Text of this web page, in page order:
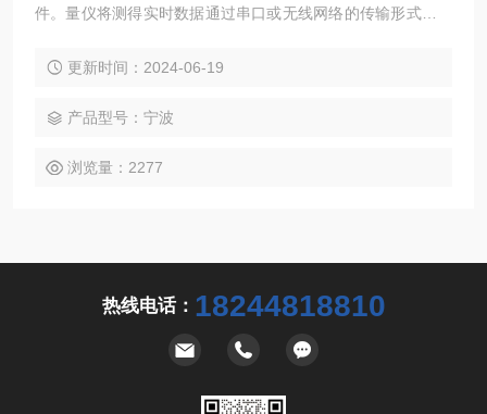
件。量仪将测得实时数据通过串口或无线网络的传输形式将处
的公差带来对接收的数据进行二次辨别，产品尺寸可独立保
数据进行收集和工程能力分析。可生成柱状图、直方图、折线
气电工作
更新时间：2024-06-19
产品型号：宁波
浏览量：2277
热线电话： 18244818810